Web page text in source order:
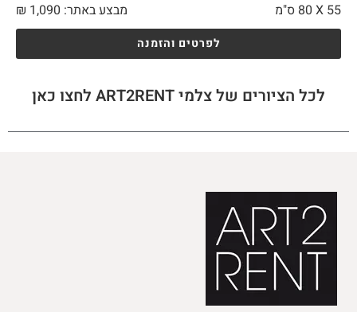
55 X
מבצע באתר: ₪ 1,090
לפרטים והזמנה
לכל הציורים של צלמי ART2RENT לחצו כאן